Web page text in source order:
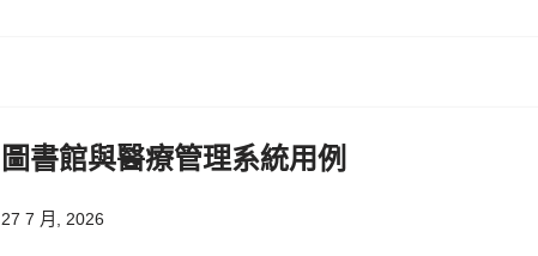
圖書館與醫療管理系統用例
27 7 月, 2026